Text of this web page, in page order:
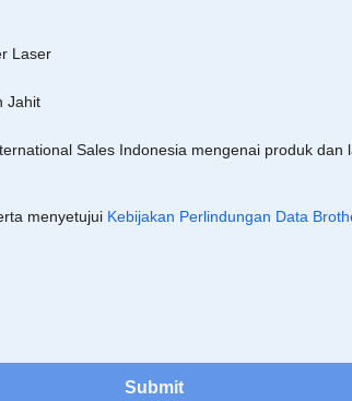
Laser
Jahit
Sales Indonesia mengenai produk
menyetujui Kebijakan Perlindungan Data
Submit